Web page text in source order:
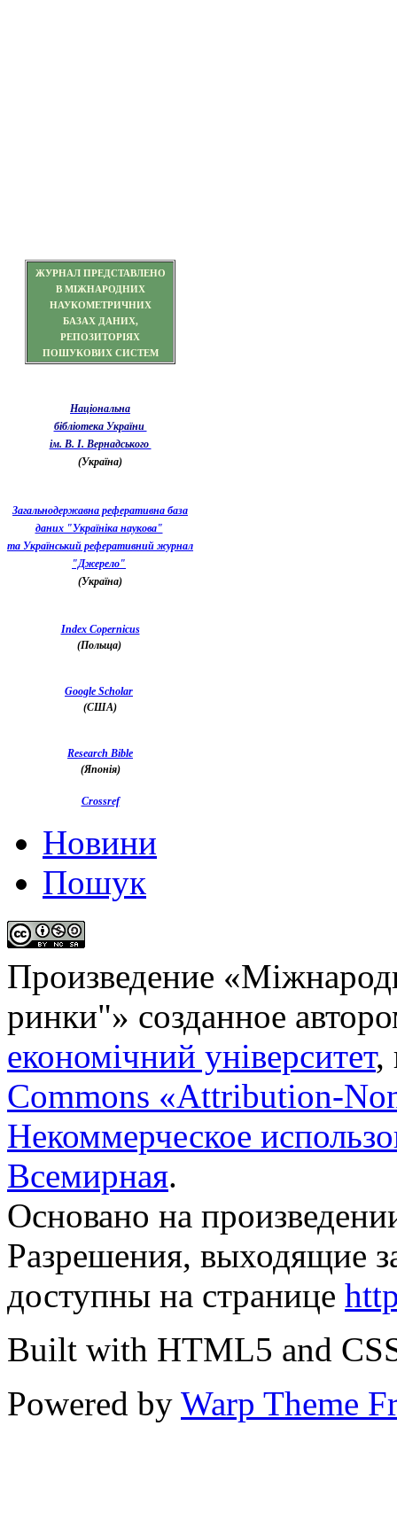
ЖУРНАЛ ПРЕДСТАВЛЕНО
В МІЖНАРОДНИХ
НАУКОМЕТРИЧНИХ
БАЗАХ ДАНИХ,
РЕПОЗИТОРІЯХ
ПОШУКОВИХ СИСТЕМ
Національна
бібліотека України
ім. В. І. Вернадського
(Україна)
Загальнодержавна реферативна база
даних "Україніка наукова"
та Український реферативний журнал
"Джерело"
(Україна)
Index Copernicus
(Польща)
Google Scholar
(США)
Research Bible
(Японія)
Crossref
Новини
Пошук
Произведение «
ринки"» созданное
економічний університет,
Commons «Attribution-
Некоммерческое
Всемирная.
Основано на
Разрешения, выходящие
доступны на странице
Built with HTML5 and
Powered by Warp Theme